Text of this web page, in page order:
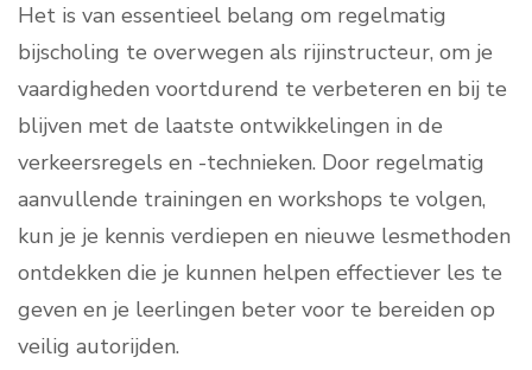
Het is van essentieel belang om regelmatig
bijscholing te overwegen als rijinstructeur, om je
vaardigheden voortdurend te verbeteren en bij te
blijven met de laatste ontwikkelingen in de
verkeersregels en -technieken. Door regelmatig
aanvullende trainingen en workshops te volgen,
kun je je kennis verdiepen en nieuwe lesmethoden
ontdekken die je kunnen helpen effectiever les te
geven en je leerlingen beter voor te bereiden op
veilig autorijden.